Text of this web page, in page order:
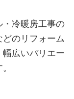
冷暖房工事の
のリフォーム
広いバリエー